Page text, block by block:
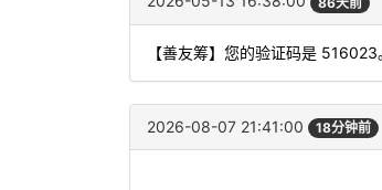
【善友筹】您的验证码是
2026-08-07 21:41:00 18分钟前